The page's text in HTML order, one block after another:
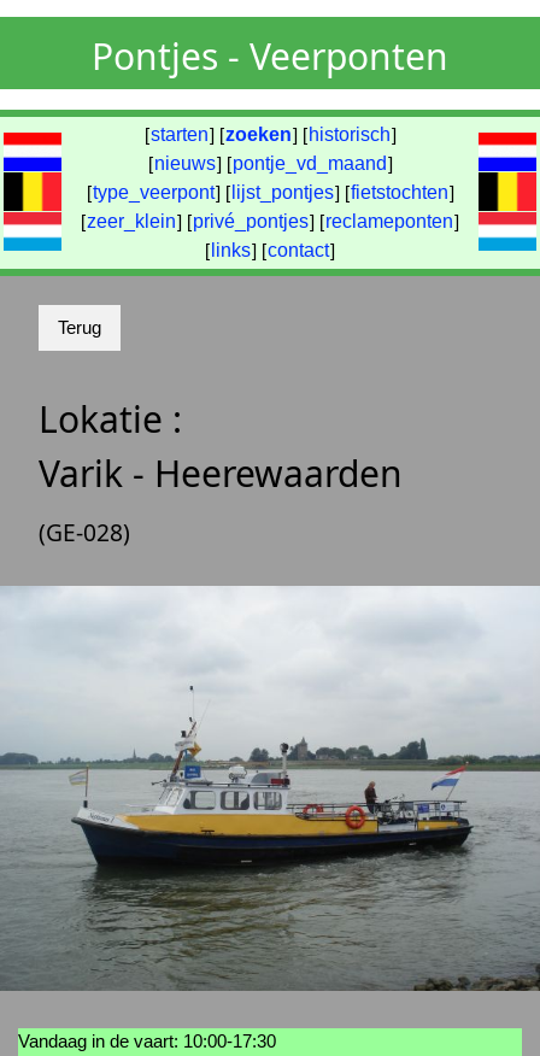
Pontjes - Veerponten
[starten] [zoeken] [ historisch]
[nieuws] [pontje_vd_maand]
[type_veerpont] [ lijst_pontjes] [fietstochten]
[zeer_klein] [privé_pontjes] [reclameponten]
[ links] [contact]
Lokatie :
Varik - Heerewaarden
(GE-028)
Vandaag in de vaart: 10:00-17:30